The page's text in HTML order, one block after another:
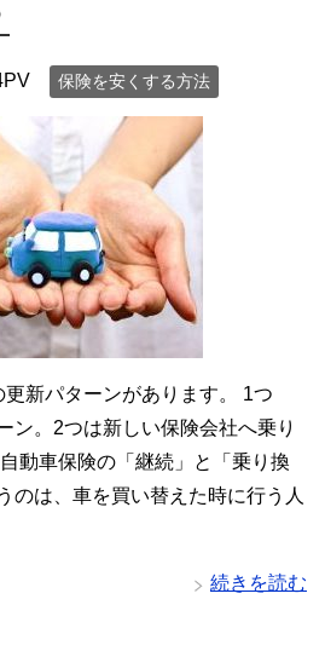
保険を安くする方法
新パターンがあります。 1つ
ン。2つは新しい保険会社へ乗り
動車保険の「継続」と「乗り換
のは、車を買い替えた時に行う人
続きを読む